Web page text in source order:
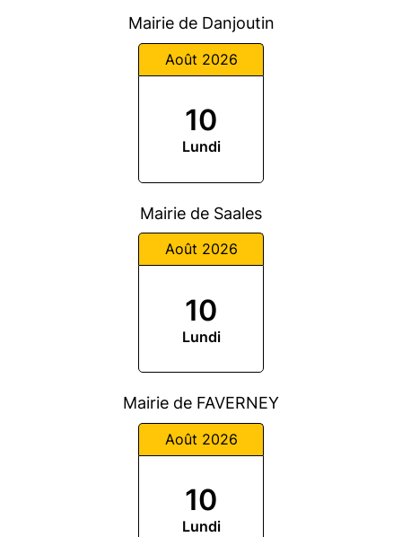
Mairie de Danjoutin
Août 2026
10
Lundi
Mairie de Saales
Août 2026
10
Lundi
Mairie de FAVERNEY
Août 2026
10
Lundi